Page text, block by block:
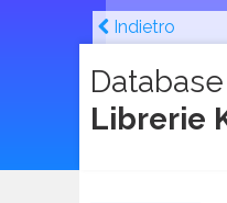
Indietro
Librerie